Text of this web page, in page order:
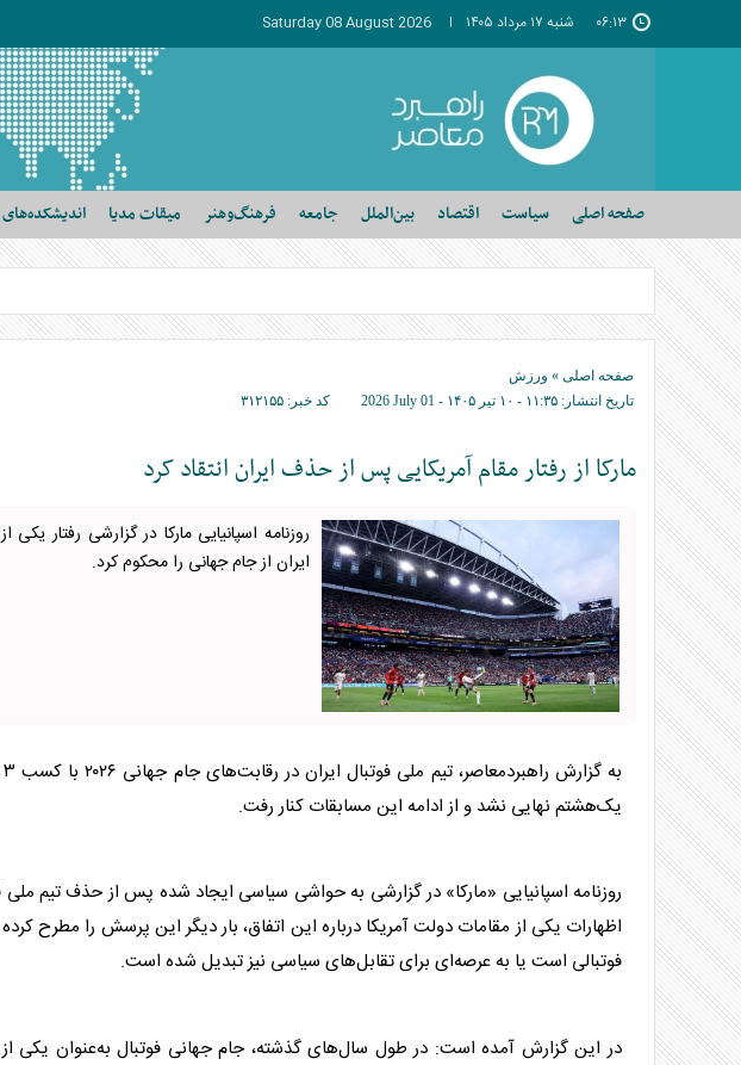
۰۶:۱۳ شنبه ۱۷ مرداد ۱۴۰۵ Saturday 08 August 2026
صفحه اصلی سیاست اقتصاد بین‌الملل جامعه فرهنگ‌وهنر میقات مدیا
صفحه اصلی » ورزش
تاریخ انتشار: ۱۱:۳۵ - ۱۰ تير ۱۴۰۵ - 2026 July 01 کد خبر: ۳۱۲۱۵۵
مارکا از رفتار مقام آمریکایی پس از حذف ایران انتقاد کرد
روزنامه اسپانیایی مارکا در گزارشی رفتار
ایران از جام جهانی را محکوم کرد.
یک‌هشتم نهایی نشد و از ادامه این مسابقات کنار رفت.
اظهارات یکی از مقامات دولت آمریکا درباره این اتفاق، بار دیگر این پرسش را مطرح
فوتبالی است یا به عرصه‌ای برای تقابل‌های سیاسی نیز تبدیل شده است.
در این گزارش آمده است: در طول سال‌های گذشته، جام جهانی فوتبال به‌عنوان یکی